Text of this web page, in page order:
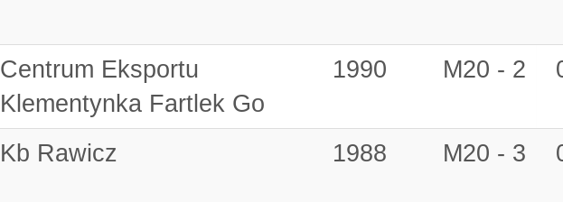
Centrum Eksportu
Klementynka Fartlek Go
1990 M20 - 2
Kb Rawicz 1988 M20 - 3